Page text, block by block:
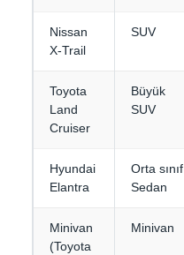
Nissan
X-Trail
SUV
Toyota
Land
Cruiser
Büyük
SUV
Hyundai
Elantra
Orta sınıf
Sedan
Minivan
(Toyota
Minivan